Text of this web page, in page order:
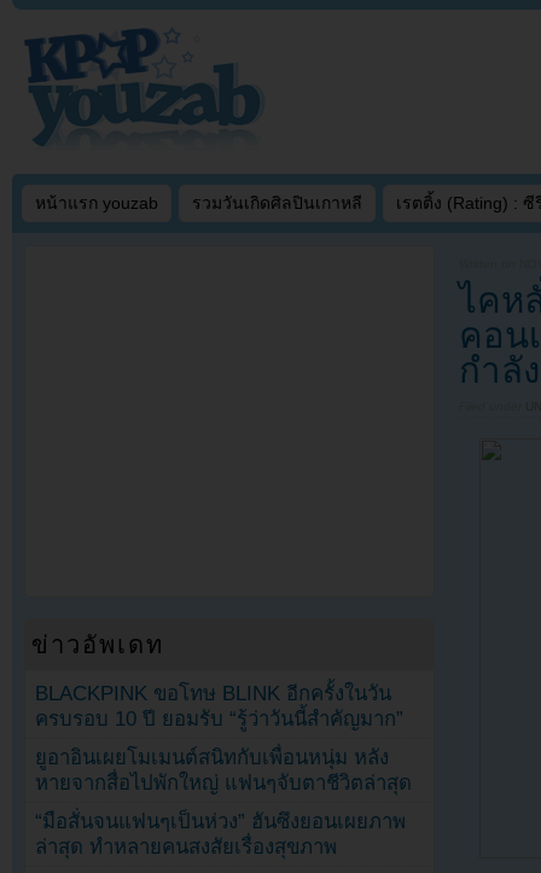
หน้าแรก youzab รวมวันเกิดศิลปินเกาหลี เรตติ้ง (Rating) : ซี
ไคห
คอน
กำลั
ข่าวอัพเดท
BLACKPINK ขอโทษ BLINK อีกครั้งในวัน
ครบรอบ 10 ปี ยอมรับ “รู้ว่าวันนี้สำคัญมาก”
ยูอาอินเผยโมเมนต์สนิทกับเพื่อนหนุ่ม หลัง
หายจากสื่อไปพักใหญ่ แฟนๆจับตาชีวิตล่าสุด
“มือสั่นจนแฟนๆเป็นห่วง” ฮันซึงยอนเผยภาพ
ล่าสุด ทำหลายคนสงสัยเรื่องสุขภาพ